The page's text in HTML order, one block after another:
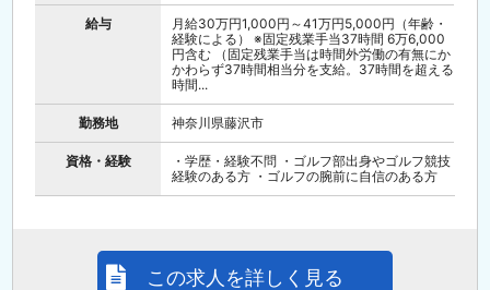
給与
月給30万円1,000円～41万円5,000円（年齢・
経験による） ※固定残業手当37時間 6万6,000
円含む （固定残業手当は時間外労働の有無にか
かわらず37時間相当分を支給。37時間を超える
時間...
勤務地 神奈川県藤沢市
資格・経験
・学歴・経験不問 ・ゴルフ部出身やゴルフ競技
経験のある方 ・ゴルフの腕前に自信のある方
この求人を詳しく見る